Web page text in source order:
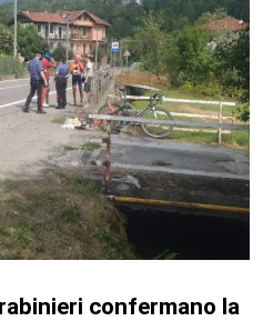
confermano la